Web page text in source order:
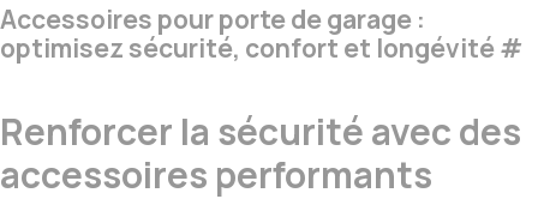
Accessoires pour porte de garage :
optimisez sécurité, confort et longévité #
Renforcer la sécurité avec des
accessoires performants